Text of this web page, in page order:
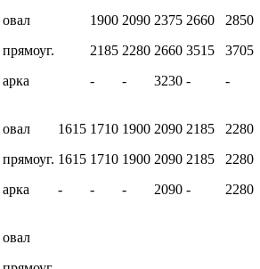
овал
прямоуг.
арка
1900
2185
-
2090
2280
-
2375
2660
3230
2660
3515
-
2850
3705
-
овал
прямоуг.
арка
1615
1615
-
1710
1710
-
1900
1900
-
2090
2090
2090
2185
2185
-
2280
2280
2280
овал